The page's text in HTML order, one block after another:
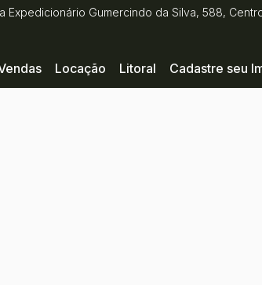
Expedicionário Gumercindo da Silva, 588,
Cadastre seu
Litoral
Locação